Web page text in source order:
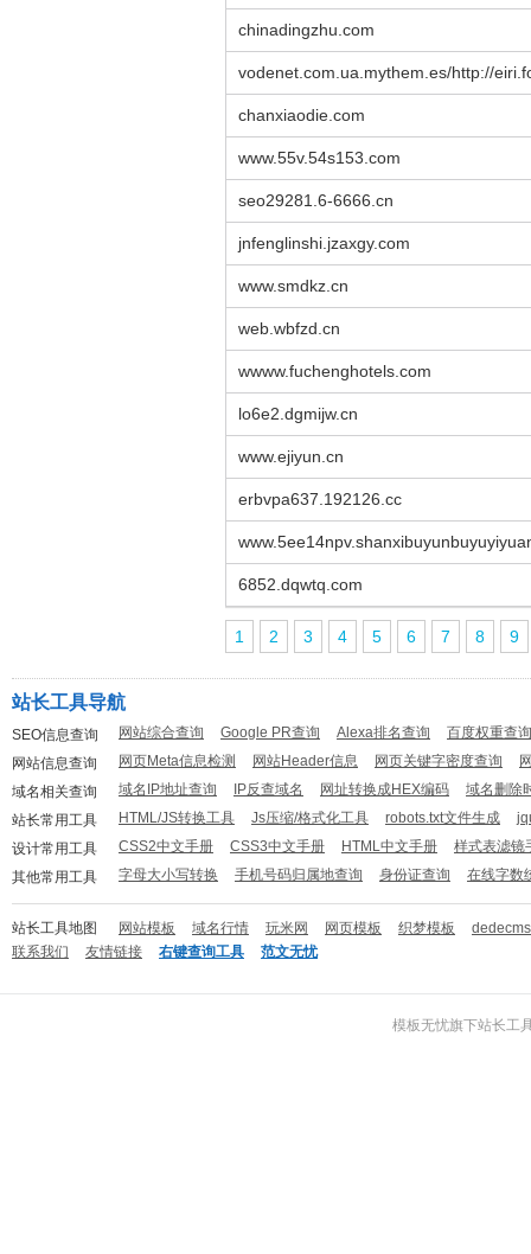
chinadingzhu.com
vodenet.com.ua.mythem.es/http://
chanxiaodie.com
www.55v.54s153.com
seo29281.6-6666.cn
jnfenglinshi.jzaxgy.com
www.smdkz.cn
web.wbfzd.cn
wwww.fuchenghotels.com
lo6e2.dgmijw.cn
www.ejiyun.cn
erbvpa637.192126.cc
6852.dqwtq.com
1 2 3 4 5 6 7 8 9
站长工具导航
SEO信息查询 网站综合查询 Google PR查询 Alexa排名查询
百度权重查询
网站信息查询
网页Meta信息检测 网站Header信息 网页关键字密度查询
域名相关查询
域名IP地址查询 IP反查域名 网址转换成HEX编码
域名删除
站长常用工具
HTML/JS转换工具 Js压缩/格式化工具 robots.txt文件生成
设计常用工具
CSS2中文手册 CSS3中文手册 HTML中文手册
样式表滤镜
其他常用工具
字母大小写转换 手机号码归属地查询 身份证查询 在线字数
站长工具地图 网站模板 域名行情 玩米网 网页模板 织梦模板
联系我们
友情链接 右键查询工具 范文无忧
模板无忧旗下站长工